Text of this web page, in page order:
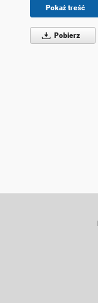
Pokaż treść
Pobierz